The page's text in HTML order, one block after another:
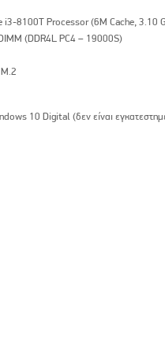
i3-8100T Processor (6M Cache, 3.10
(DDR4L PC4 – 19000S)
10 Digital (δεν είναι